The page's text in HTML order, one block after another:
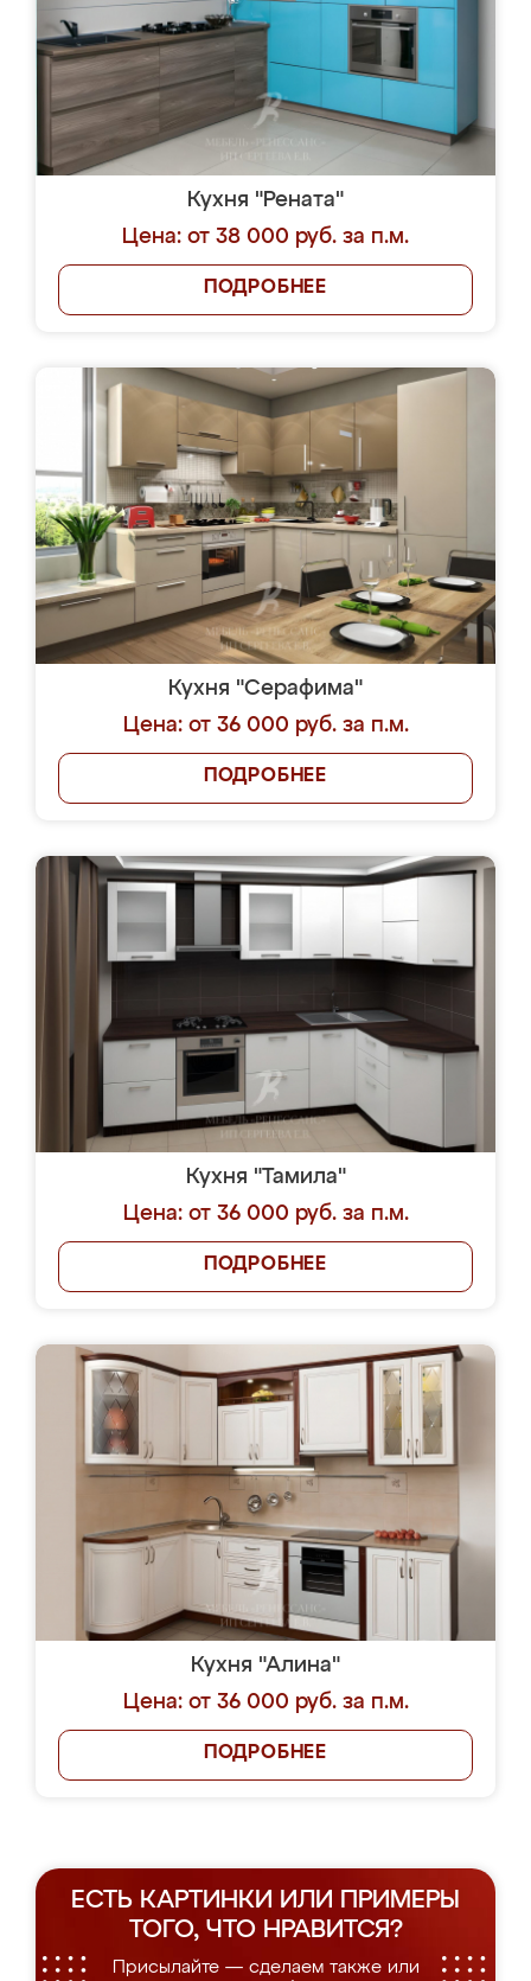
Кухня "Рената"
Цена: от 38 000 руб. за п.м.
ПОДРОБНЕЕ
Кухня "Серафима"
Цена: от 36 000 руб. за п.м.
ПОДРОБНЕЕ
Кухня "Тамила"
Цена: от 36 000 руб. за п.м.
ПОДРОБНЕЕ
Кухня "Алина"
Цена: от 36 000 руб. за п.м.
ПОДРОБНЕЕ
ЕСТЬ КАРТИНКИ ИЛИ ПРИМЕРЫ
ТОГО, ЧТО НРАВИТСЯ?
Присылайте — сделаем также или